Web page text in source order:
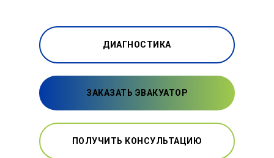
ДИАГНОСТИКА
ЗАКАЗАТЬ ЭВАКУАТОР
ПОЛУЧИТЬ КОНСУЛЬТАЦИЮ